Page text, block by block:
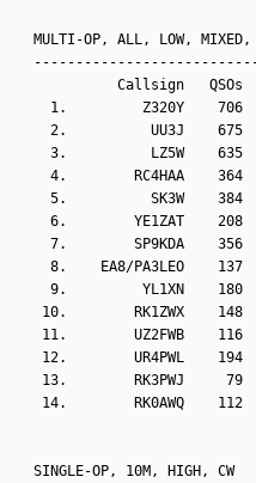
MULTI-OP, ALL, LOW, MIXED,
Callsign   QSOs  Points
1.         Z320Y    706
2.          UU3J    675
3.          LZ5W    635
4.        RC4HAA    364
5.          SK3W    384
6.        YE1ZAT    208
7.        SP9KDA    356
8.    EA8/PA3LEO    137
9.         YL1XN    180
10.        RK1ZWX    148
11.        UZ2FWB    116
12.        UR4PWL    194
13.        RK3PWJ     79
14.        RK0AWQ    112
SINGLE-OP, 10M, HIGH, CW